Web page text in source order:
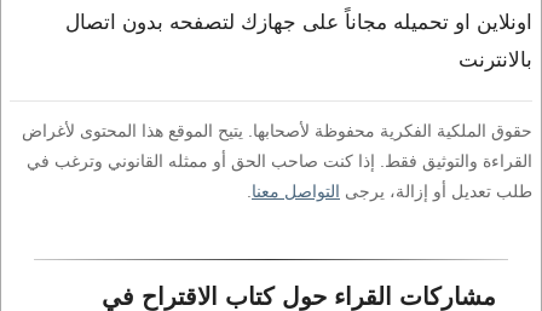
اونلاين او تحميله مجاناً على جهازك لتصفحه بدون اتصال
بالانترنت
حقوق الملكية الفكرية محفوظة لأصحابها. يتيح الموقع هذا المحتوى لأغراض
القراءة والتوثيق فقط. إذا كنت صاحب الحق أو ممثله القانوني وترغب في
طلب تعديل أو إزالة، يرجى التواصل معنا
مشاركات القراء حول كتاب الاقتراح في